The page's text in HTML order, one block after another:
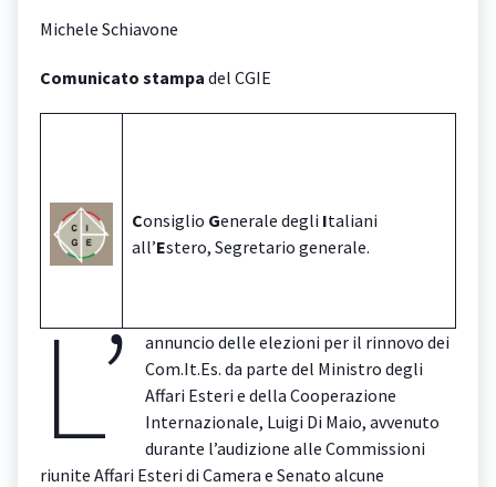
Michele Schiavone
Comunicato stampa del CGIE
Consiglio Generale degli Italiani
all’Estero, Segretario generale.
L’
annuncio delle elezioni per il rinnovo dei
Com.It.Es. da parte del Ministro degli
Affari Esteri e della Cooperazione
Internazionale, Luigi Di Maio, avvenuto
durante l’audizione alle Commissioni
riunite Affari Esteri di Camera e Senato alcune